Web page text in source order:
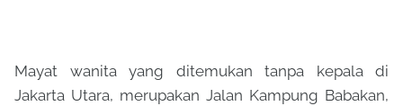
Mayat wanita yang ditemukan tanpa kepala di
Jakarta Utara, merupakan Jalan Kampung Babakan,